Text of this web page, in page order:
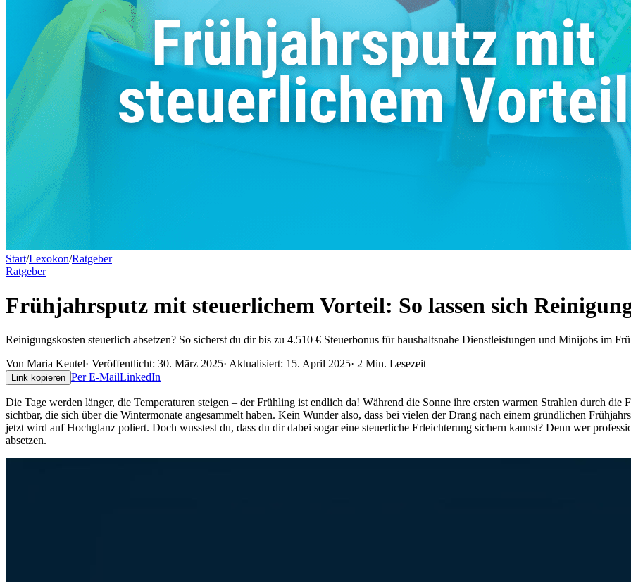
Start/Lexokon/Ratgeber
Ratgeber
Frühjahrsputz mit steuerlichem Vorteil: So lassen sich
Reinigungskosten steuerlich absetzen? So sicherst du dir bis zu 4.510 € Steuerbonus für haushaltsnahe Dienstleistungen und Minijobs im
Von Maria Keutel· Veröffentlicht: 30. März 2025· Aktualisiert: 15. April 2025· 2 Min. Lesezeit
Link kopieren Per E-MailLinkedIn
Die Tage werden länger, die Temperaturen steigen – der Frühling ist endlich da! Während die Sonne ihre ersten warmen Strahlen durch die
sichtbar, die sich über die Wintermonate angesammelt haben. Kein Wunder also, dass bei vielen der Drang nach einem gründlichen
jetzt wird auf Hochglanz poliert. Doch wusstest du, dass du dir dabei sogar eine steuerliche Erleichterung sichern kannst? Denn wer
absetzen.